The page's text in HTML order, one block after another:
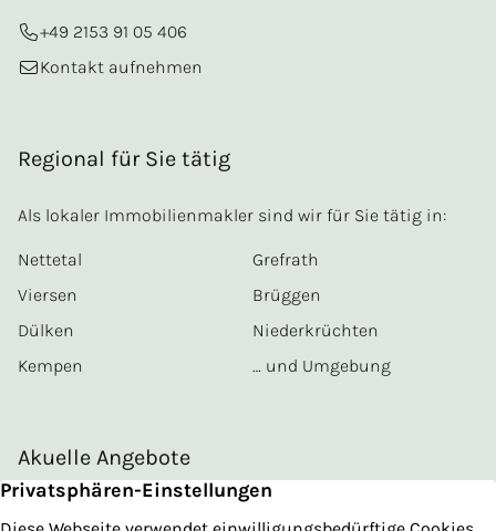
+49 2153 91 05 406
Kontakt aufnehmen
Regional für Sie tätig
Als lokaler Immobilienmakler sind wir für Sie tätig in:
Nettetal
Viersen
Dülken
Kempen
Grefrath
Brüggen
Niederkrüchten
… und Umgebung
Akuelle Angebote